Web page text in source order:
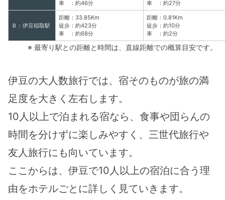
車 ：約46分 車 ：約27分
Ｂ：伊豆稲取駅
距離：33.85Km
徒歩：約423分
車 ：約68分
距離：0.81Km
徒歩：約10分
車 ：約2分
※ 最寄り駅との距離と時間は、直線距離での概算目安です。
伊豆の大人数旅行では、宿そのものが旅の満
足度を大きく左右します。
10人以上で泊まれる宿なら、食事や団らんの
時間を分けずに楽しみやすく、三世代旅行や
友人旅行にも向いています。
ここからは、伊豆で10人以上の宿泊に合う理
由をホテルごとに詳しく見ていきます。